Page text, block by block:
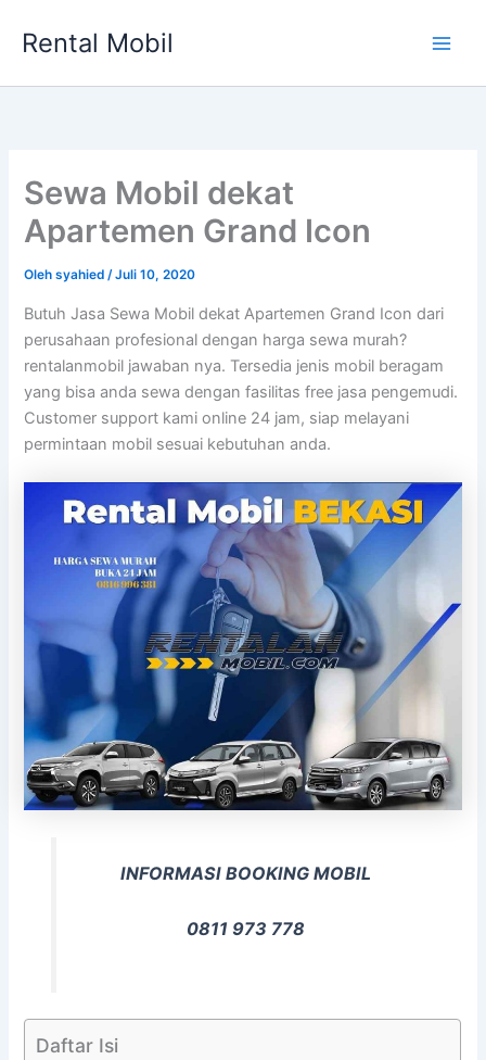
Rental Mobil
Sewa Mobil dekat
Apartemen Grand Icon
Olehsyahied/Juli 10, 2020
Butuh Jasa Sewa Mobil dekat Apartemen Grand Icon dari
perusahaan profesional dengan harga sewa murah?
rentalanmobil jawaban nya. Tersedia jenis mobil beragam
yang bisa anda sewa dengan fasilitas free jasa pengemudi.
Customer support kami online 24 jam, siap melayani
permintaan mobil sesuai kebutuhan anda.
INFORMASI BOOKING MOBIL
0811 973 778
Daftar Isi